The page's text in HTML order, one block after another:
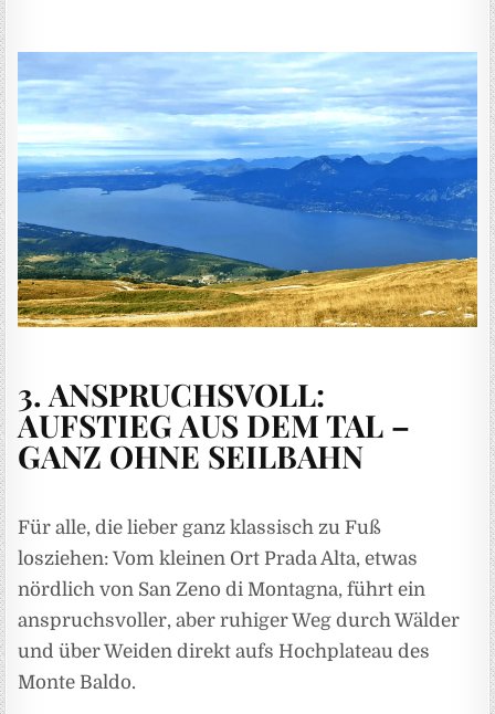
3. ANSPRUCHSVOLL:
AUFSTIEG AUS DEM TAL –
GANZ OHNE SEILBAHN
Für alle, die lieber ganz klassisch zu Fuß
losziehen: Vom kleinen Ort Prada Alta, etwas
nördlich von San Zeno di Montagna, führt ein
anspruchsvoller, aber ruhiger Weg durch Wälder
und über Weiden direkt aufs Hochplateau des
Monte Baldo.